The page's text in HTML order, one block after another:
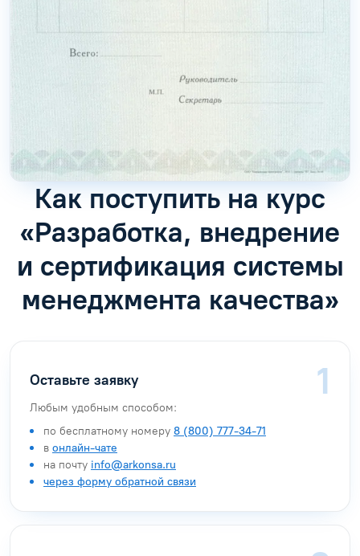
Как поступить на курс
«Разработка, внедрение
и сертификация системы
менеджмента качества»
Оставьте заявку
Любым удобным способом:
по бесплатному номеру 8 (800) 777-34-71
в онлайн-чате
на почту info@arkonsa.ru
через форму обратной связи